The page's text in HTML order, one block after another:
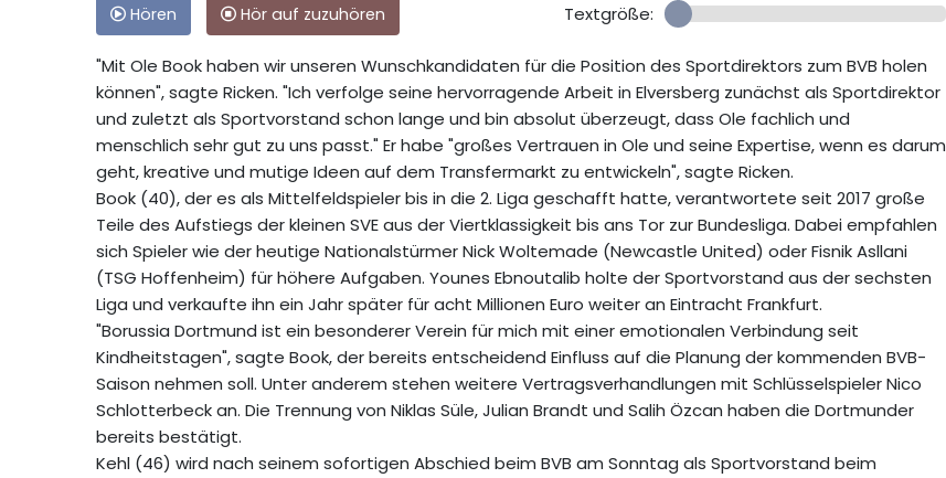
Hören Hör auf zuzuhören Textgröße:
"Mit Ole Book haben wir unseren Wunschkandidaten für die Position des Sportdirektors zum BVB holen
können", sagte Ricken. "Ich verfolge seine hervorragende Arbeit in Elversberg zunächst als Sportdirektor
und zuletzt als Sportvorstand schon lange und bin absolut überzeugt, dass Ole fachlich und
menschlich sehr gut zu uns passt." Er habe "großes Vertrauen in Ole und seine Expertise, wenn es darum
geht, kreative und mutige Ideen auf dem Transfermarkt zu entwickeln", sagte Ricken.
Book (40), der es als Mittelfeldspieler bis in die 2. Liga geschafft hatte, verantwortete seit 2017 große
Teile des Aufstiegs der kleinen SVE aus der Viertklassigkeit bis ans Tor zur Bundesliga. Dabei empfahlen
sich Spieler wie der heutige Nationalstürmer Nick Woltemade (Newcastle United) oder Fisnik Asllani
(TSG Hoffenheim) für höhere Aufgaben. Younes Ebnoutalib holte der Sportvorstand aus der sechsten
Liga und verkaufte ihn ein Jahr später für acht Millionen Euro weiter an Eintracht Frankfurt.
"Borussia Dortmund ist ein besonderer Verein für mich mit einer emotionalen Verbindung seit
Kindheitstagen", sagte Book, der bereits entscheidend Einfluss auf die Planung der kommenden BVB-
Saison nehmen soll. Unter anderem stehen weitere Vertragsverhandlungen mit Schlüsselspieler Nico
Schlotterbeck an. Die Trennung von Niklas Süle, Julian Brandt und Salih Özcan haben die Dortmunder
bereits bestätigt.
Kehl (46) wird nach seinem sofortigen Abschied beim BVB am Sonntag als Sportvorstand beim